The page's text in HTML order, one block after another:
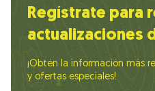
Regístrate para
actualizaciones
¡Obtén la información más
y ofertas especiales!